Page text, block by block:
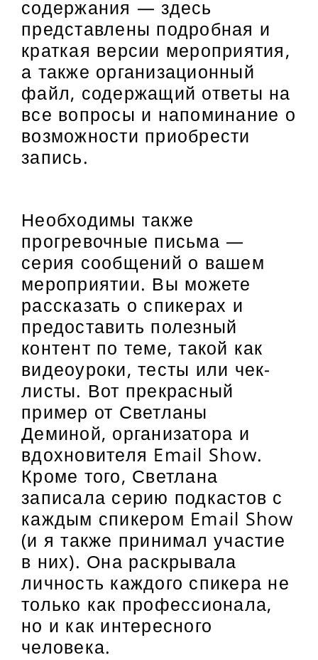
содержания — здесь
представлены подробная и
краткая версии мероприятия,
а также организационный
файл, содержащий ответы на
все вопросы и напоминание о
возможности приобрести
запись.
Необходимы также
прогревочные письма —
серия сообщений о вашем
мероприятии. Вы можете
рассказать о спикерах и
предоставить полезный
контент по теме, такой как
видеоуроки, тесты или чек-
листы. Вот прекрасный
пример от Светланы
Деминой, организатора и
вдохновителя Email Show.
Кроме того, Светлана
записала серию подкастов с
каждым спикером Email Show
(и я также принимал участие
в них). Она раскрывала
личность каждого спикера не
только как профессионала,
но и как интересного
человека.